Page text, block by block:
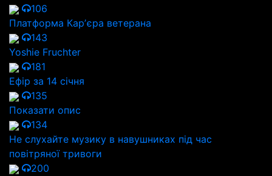
106
Платформа Карʼєра ветерана
143
Yoshie Fruchter
181
Ефір за 14 січня
135
Показати опис
134
Не слухайте музику в навушниках під час
повітряної тривоги
200